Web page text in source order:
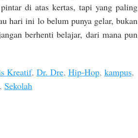
di atas kertas, tapi yang paling
hari ini lo belum punya gelar, bukan
berhenti belajar, dari mana pun
Kreatif, Dr. Dre, Hip-Hop, kampus,
Sekolah